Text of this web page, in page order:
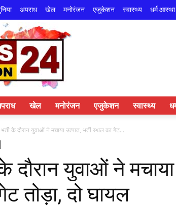
अपराध खेल मनोरंजन एजुकेशन स्वास्थ्य धर्म आस्था
खेल मनोरंजन एजुकेशन स्वास्थ्य
के दौरान युवाओं ने मचाया उत्पात, भर्ती स्थल का गेट...
दौरान युवाओं ने मचाया
तोड़ा, दो घायल